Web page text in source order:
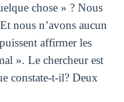
chose » ? Nous
nous n’avons aucun
affirmer les
». Le chercheur est
constate-t-il? Deux